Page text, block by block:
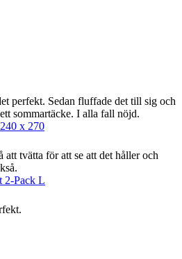
perfekt. Sedan fluffade det till sig och
sommartäcke. I alla fall nöjd.
x 270
tvätta för att se att det håller och
2-Pack L